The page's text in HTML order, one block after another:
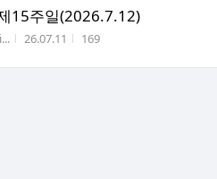
15주일(2026.7.12)
작성시간
26.07.11 조회수
169